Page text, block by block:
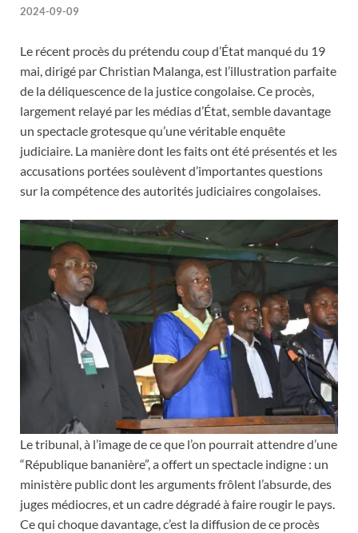
2024-09-09
Le récent procès du prétendu coup d’État manqué du 19
mai, dirigé par Christian Malanga, est l’illustration parfaite
de la déliquescence de la justice congolaise. Ce procès,
largement relayé par les médias d’État, semble davantage
un spectacle grotesque qu’une véritable enquête
judiciaire. La manière dont les faits ont été présentés et les
accusations portées soulèvent d’importantes questions
sur la compétence des autorités judiciaires congolaises.
Le tribunal, à l’image de ce que l’on pourrait attendre d’une
“République bananière”, a offert un spectacle indigne : un
ministère public dont les arguments frôlent l’absurde, des
juges médiocres, et un cadre dégradé à faire rougir le pays.
Ce qui choque davantage, c’est la diffusion de ce procès